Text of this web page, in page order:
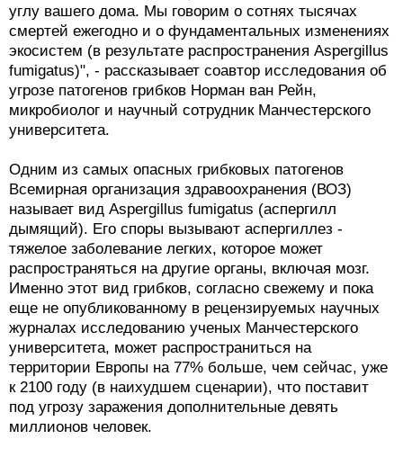
углу вашего дома. Мы говорим о сотнях тысячах
смертей ежегодно и о фундаментальных изменениях
экосистем (в результате распространения Aspergillus
fumigatus)", - рассказывает соавтор исследования об
угрозе патогенов грибков Норман ван Рейн,
микробиолог и научный сотрудник Манчестерского
университета.
Одним из самых опасных грибковых патогенов
Всемирная организация здравоохранения (ВОЗ)
называет вид Aspergillus fumigatus (аспергилл
дымящий). Его споры вызывают аспергиллез -
тяжелое заболевание легких, которое может
распространяться на другие органы, включая мозг.
Именно этот вид грибков, согласно свежему и пока
еще не опубликованному в рецензируемых научных
журналах исследованию ученых Манчестерского
университета, может распространиться на
территории Европы на 77% больше, чем сейчас, уже
к 2100 году (в наихудшем сценарии), что поставит
под угрозу заражения дополнительные девять
миллионов человек.